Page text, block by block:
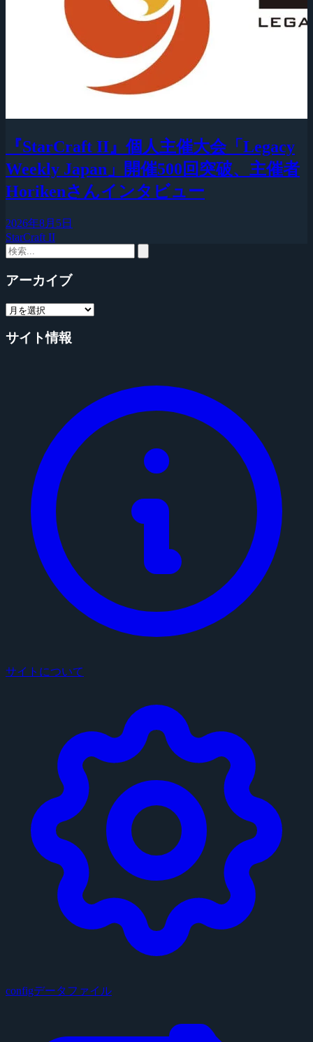
『StarCraft II』個人主催大会「Legacy
Weekly Japan」開催500回突破、主催者
Horikenさんインタビュー
2026年8月5日
StarCraft II
アーカイブ
サイト情報
サイトについて
configデータファイル